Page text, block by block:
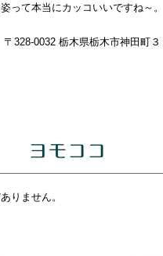
って本当にカッコいいですね～。
〒328-0032 栃木県栃木市神田町３
ヨモココ
りません。